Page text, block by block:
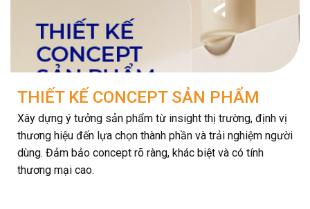
THIẾT KẾ CONCEPT SẢN PHẨM
Xây dựng ý tưởng sản phẩm từ insight thị trường, định vị
thương hiệu đến lựa chọn thành phần và trải nghiệm người
dùng. Đảm bảo concept rõ ràng, khác biệt và có tính
thương mại cao.